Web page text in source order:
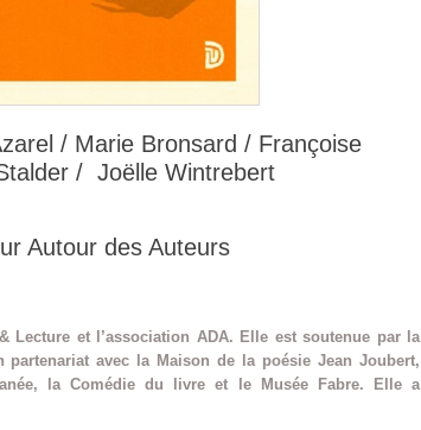
/ Marie Bronsard / Françoise
/ Joëlle Wintrebert
Autour des Auteurs
Lecture et l’association ADA. Elle est soutenue par la
partenariat avec la Maison de la poésie Jean Joubert,
la Comédie du livre et le Musée Fabre. Elle a